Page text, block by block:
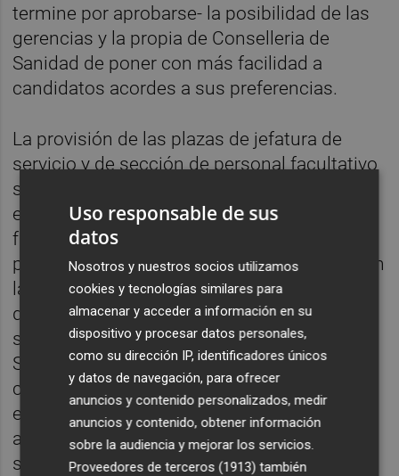
termine por aprobarse- la posibilidad de las
gerencias y la propia de Conselleria de
Sanidad de poner con más facilidad a
candidatos acordes a sus preferencias.
La provisión de las plazas de jefatura de
servicio y de sección de personal facultativo
se realiza mediante concurso de méritos, en
el que puede participar el personal
facultativo con nombramiento como
personal estatutario fijo que ostenta plaza en
la categoría y, en su caso, especialidad a la
que se concurse en las instituciones
sanitarias públicas del Sistema Nacional de
Salud, así como personal funcionario de
carrera o personal laboral fijo seleccionado
en procesos selectivos de las
administraciones públicas, que presten
servicios en centros sanitarios de titularidad
Uso responsable de sus
datos
Nosotros y nuestros socios utilizamos
cookies y tecnologías similares para
almacenar y acceder a información en su
dispositivo y procesar datos personales,
como su dirección IP, identificadores únicos
y datos de navegación, para ofrecer
anuncios y contenido personalizados, medir
anuncios y contenido, obtener información
sobre la audiencia y mejorar los servicios.
Proveedores de terceros (1913) también